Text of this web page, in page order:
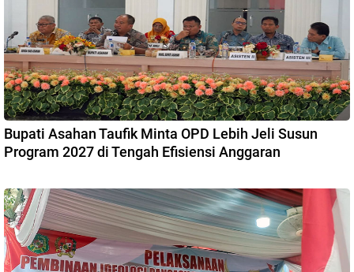
Bupati Asahan Taufik Minta OPD Lebih Jeli Susun
Program 2027 di Tengah Efisiensi Anggaran